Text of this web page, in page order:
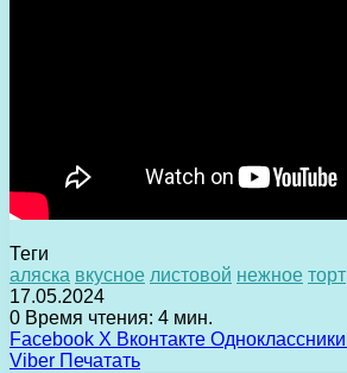
Теги
аляска вкусное листовой нежное торт
17.05.2024
0 Время чтения: 4 мин.
Facebook X Вконтакте Одноклассники
Viber Печатать